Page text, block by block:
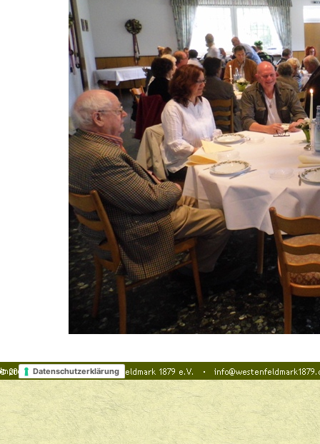
Datenschutzerklärung
Zurück zum Seiteninhalt